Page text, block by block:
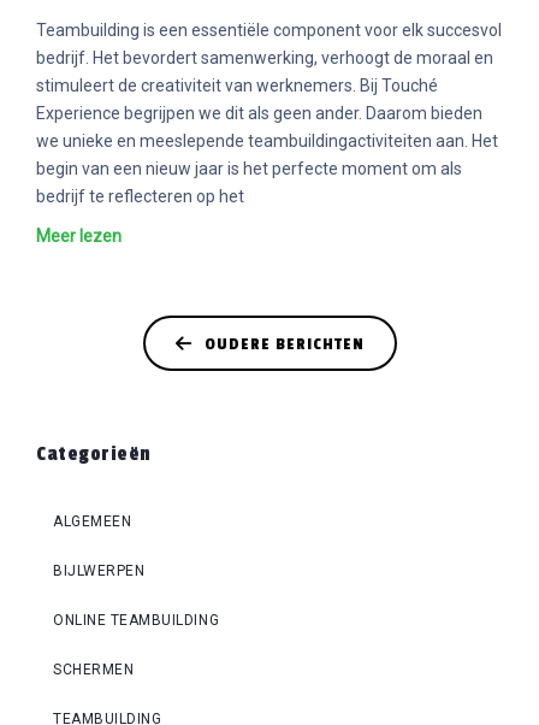
Teambuilding is een essentiële component voor elk succesvol
bedrijf. Het bevordert samenwerking, verhoogt de moraal en
stimuleert de creativiteit van werknemers. Bij Touché
Experience begrijpen we dit als geen ander. Daarom bieden
we unieke en meeslepende teambuildingactiviteiten aan. Het
begin van een nieuw jaar is het perfecte moment om als
bedrijf te reflecteren op het
Meer lezen
OUDERE BERICHTEN
Categorieën
ALGEMEEN
BIJLWERPEN
ONLINE TEAMBUILDING
SCHERMEN
TEAMBUILDING